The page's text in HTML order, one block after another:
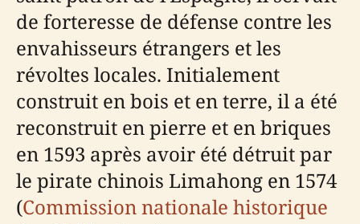
de forteresse de défense contre les
envahisseurs étrangers et les
révoltes locales. Initialement
construit en bois et en terre, il a été
reconstruit en pierre et en briques
en 1593 après avoir été détruit par
le pirate chinois Limahong en 1574
(Commission nationale historique